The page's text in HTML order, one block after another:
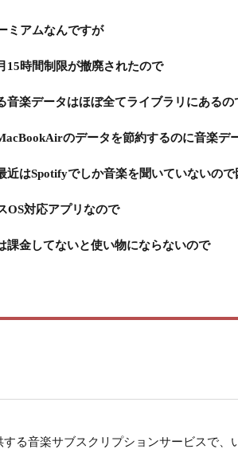
ミアムなんですが
15時間制限が撤廃されたので
音楽データはほぼ全てライブラリにあるの
のデータを節約するのに音楽デ
近はSpotifyでしか音楽を聞いていないの
OS対応アプリなので
課金してないと使い物にならないので
る音楽サブスクリプションサービスで、